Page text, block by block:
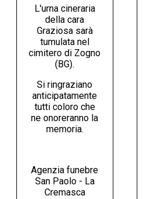
L'urna cineraria
della cara
Graziosa sarà
tumulata nel
cimitero di Zogno
(BG).
Si ringraziano
anticipatamente
tutti coloro che
ne onoreranno la
memoria.
Agenzia funebre
San Paolo - La
Cremasca